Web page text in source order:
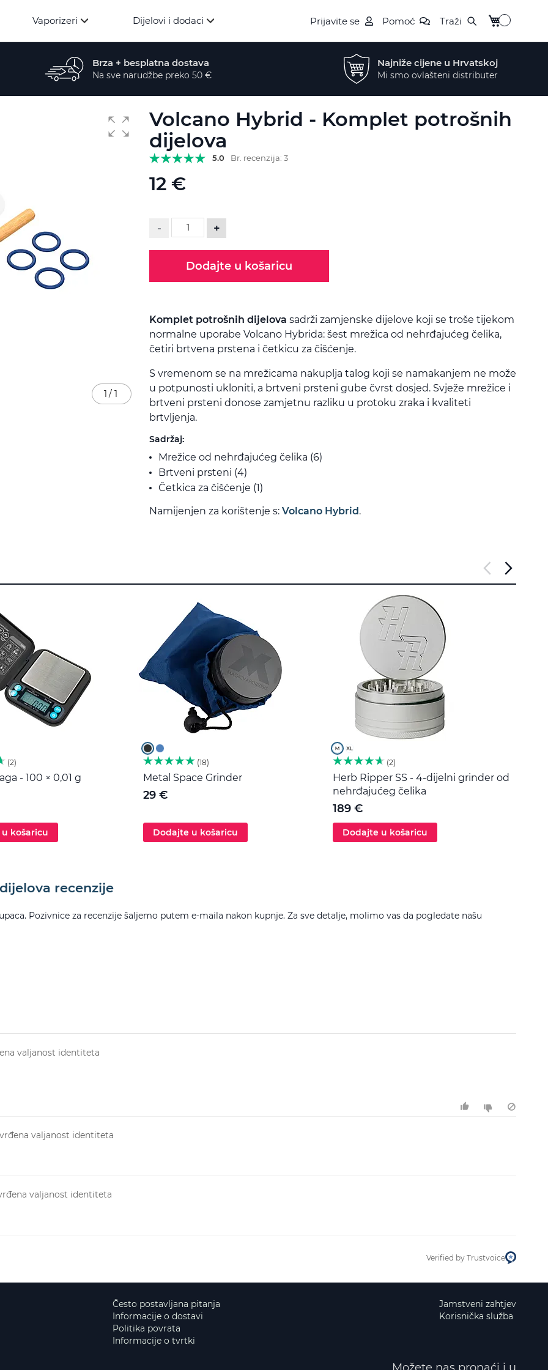
Vaporizeri Dijelovi i dodaci Prijavite se Pomoć Traži My Cart
Brza + besplatna dostava
Na sve narudžbe preko 50 €
Najniže cijene u Hrvatskoj
Mi smo ovlašteni distributer
Volcano Hybrid - Komplet potrošnih
dijelova
5.0 Br. recenzija: 3
12 €
- +
Dodajte u košaricu
Komplet potrošnih dijelova sadrži zamjenske dijelove koji se troše tijekom
normalne uporabe Volcano Hybrida: šest mrežica od nehrđajućeg čelika,
četiri brtvena prstena i četkicu za čišćenje.
S vremenom se na mrežicama nakuplja talog koji se namakanjem ne može
u potpunosti ukloniti, a brtveni prsteni gube čvrst dosjed. Svježe mrežice i
brtveni prsteni donose zamjetnu razliku u protoku zraka i kvaliteti
brtvljenja.
Sadržaj:
Mrežice od nehrđajućeg čelika (6)
Brtveni prsteni (4)
Četkica za čišćenje (1)
Namijenjen za korištenje s: Volcano Hybrid .
1 / 1
2
- 100 × 0,01 g
košaricu
18
Metal Space Grinder
29 €
Dodajte u košaricu
2
Herb Ripper SS - 4-dijelni grinder od
nehrđajućeg čelika
189 €
Dodajte u košaricu
recenzije
Pozivnice za recenzije šaljemo putem e-maila nakon kupnje. Za sve detalje, molimo vas da pogledate našu
valjanost identiteta
valjanost identiteta
valjanost identiteta
Verified by Trustvoice
Često postavljana pitanja
Informacije o dostavi
Politika povrata
Informacije o tvrtki
Jamstveni zahtjev
Korisnička služba